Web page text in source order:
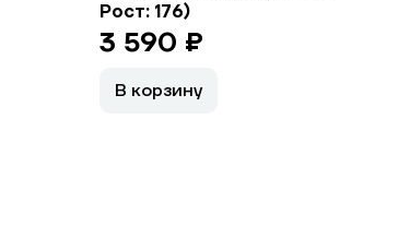
Рост: 176)
3 590 ₽
В корзину